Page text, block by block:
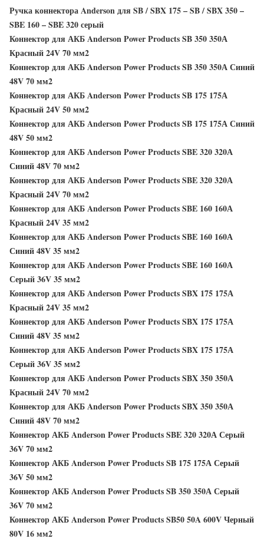
Ручка коннектора Anderson для SB / SBX 175 – SB / SBX 350 –
SBE 160 – SBE 320 серый
Коннектор для АКБ Anderson Power Products SB 350 350А
Красный 24V 70 мм2
Коннектор для АКБ Anderson Power Products SB 350 350А Синий
48V 70 мм2
Коннектор для АКБ Anderson Power Products SB 175 175А
Красный 24V 50 мм2
Коннектор для АКБ Anderson Power Products SB 175 175А Синий
48V 50 мм2
Коннектор для АКБ Anderson Power Products SBE 320 320А
Синий 48V 70 мм2
Коннектор для АКБ Anderson Power Products SBE 320 320А
Красный 24V 70 мм2
Коннектор для АКБ Anderson Power Products SBE 160 160А
Красный 24V 35 мм2
Коннектор для АКБ Anderson Power Products SBE 160 160А
Синий 48V 35 мм2
Коннектор для АКБ Anderson Power Products SBE 160 160А
Серый 36V 35 мм2
Коннектор для АКБ Anderson Power Products SBX 175 175А
Красный 24V 35 мм2
Коннектор для АКБ Anderson Power Products SBX 175 175А
Синий 48V 35 мм2
Коннектор для АКБ Anderson Power Products SBX 175 175А
Серый 36V 35 мм2
Коннектор для АКБ Anderson Power Products SBX 350 350А
Красный 24V 70 мм2
Коннектор для АКБ Anderson Power Products SBX 350 350А
Синий 48V 70 мм2
Коннектор АКБ Anderson Power Products SBE 320 320А Серый
36V 70 мм2
Коннектор АКБ Anderson Power Products SB 175 175А Серый
36V 50 мм2
Коннектор АКБ Anderson Power Products SB 350 350А Серый
36V 70 мм2
Коннектор АКБ Anderson Power Products SB50 50A 600V Черный
80V 16 мм2